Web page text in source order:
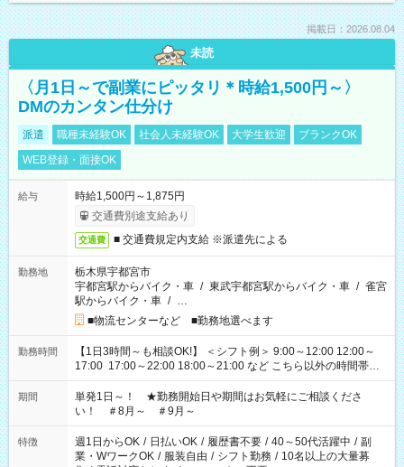
掲載日：2026.08.04
未読
〈月1日～で副業にピッタリ＊時給1,500円～〉
DMのカンタン仕分け
派遣 職種未経験OK 社会人未経験OK 大学生歓迎
ブランクOK
WEB登録・面接OK
給与
時給1,500円～1,875円
交通費別途支給あり
交通費 ■ 交通費規定内支給 ※派遣先による
勤務地
栃木県宇都宮市
宇都宮駅からバイク・車 / 東武宇都宮駅からバイク・車 / 雀宮
駅からバイク・車 / …
■物流センターなど ■勤務地選べます
勤務時間
【1日3時間～も相談OK!】 ＜シフト例＞ 9:00～12:00 12:00～
17:00 17:00～22:00 18:00～21:00 など こちら以外の時間帯も
お気軽にご相談ください！
期間
単発1日～！ ★勤務開始日や期間はお気軽にご相談くださ
い！ ＃8月～ ＃9月～
特徴 週1日からOK / 日払いOK / 履歴書不要 / 40～50代活躍中 / 副
業・WワークOK / 服装自由 / シフト勤務 / 10名以上の大量募